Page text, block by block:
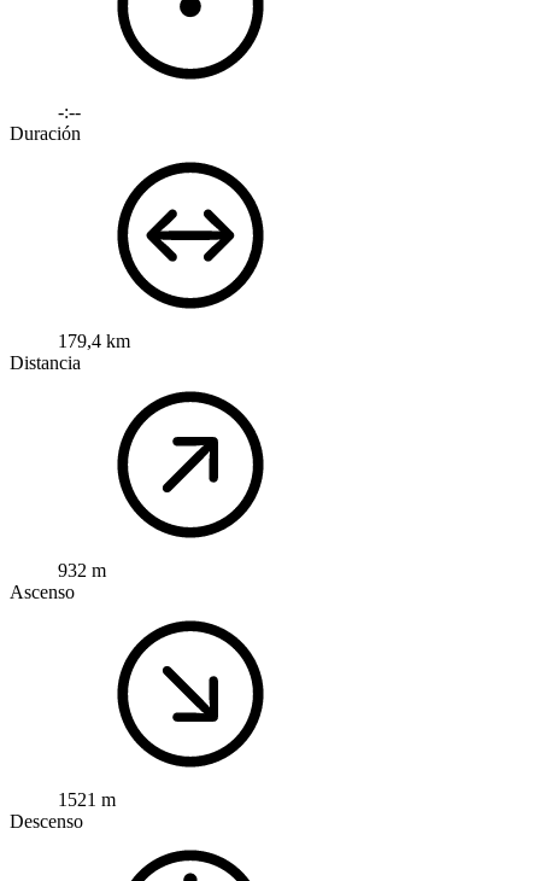
-:--
Duración
179,4 km
Distancia
932 m
Ascenso
1521 m
Descenso